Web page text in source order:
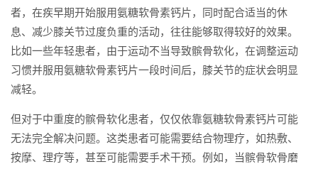
者，在疾早期开始服用氨糖软骨素钙片，同时配合适当的休
息、减少膝关节过度负重的活动，往往能够取得较好的效果。
比如一些年轻患者，由于运动不当导致髌骨软化，在调整运动
习惯并服用氨糖软骨素钙片一段时间后，膝关节的症状会明显
减轻。
但对于中重度的髌骨软化患者，仅仅依靠氨糖软骨素钙片可能
无法完全解决问题。这类患者可能需要结合物理疗，如热敷、
按摩、理疗等，甚至可能需要手术干预。例如，当髌骨软骨磨